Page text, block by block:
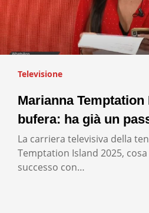
Televisione
Marianna
bufera: ha già un
La carriera televisiva della
Temptation Island 2025,
successo con…